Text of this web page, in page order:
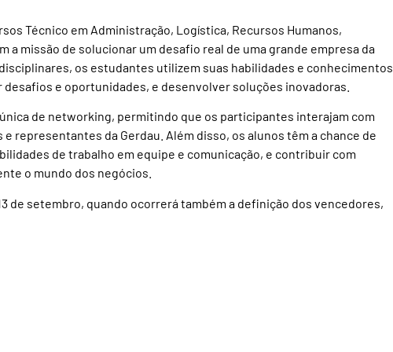
Técnico em Administração, Logística, Recursos Humanos,
a missão de solucionar um desafio real de uma grande empresa da
os estudantes utilizem suas habilidades e conhecimentos
e oportunidades, e desenvolver soluções inovadoras.
de networking, permitindo que os participantes interajam com
representantes da Gerdau. Além disso, os alunos têm a chance de
de trabalho em equipe e comunicação, e contribuir com
o mundo dos negócios.
de setembro, quando ocorrerá também a definição dos vencedores,